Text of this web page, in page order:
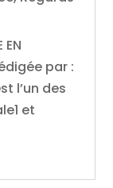
EN
par :
l’un des
et